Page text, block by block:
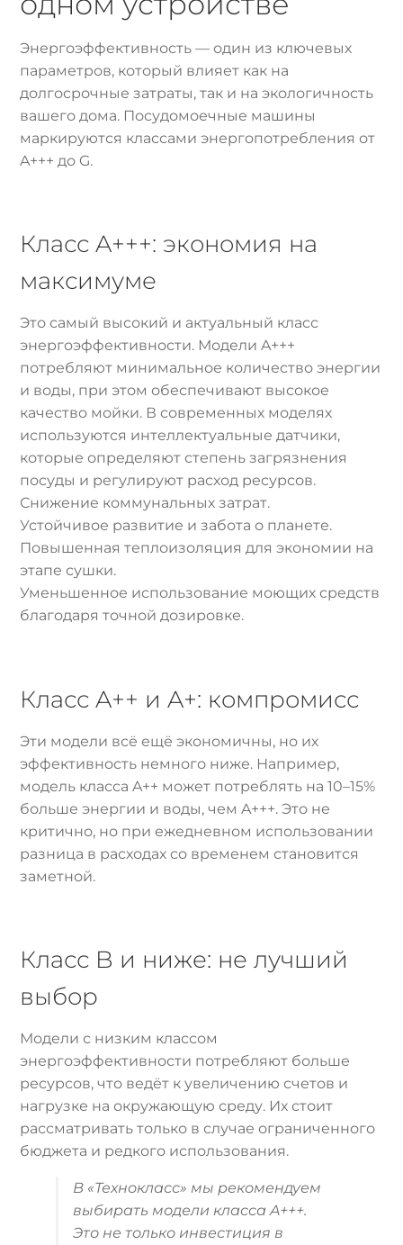
Энергоэффективность — один из ключевых
параметров, который влияет как на
долгосрочные затраты, так и на экологичность
вашего дома. Посудомоечные машины
маркируются классами энергопотребления от
A+++ до G.
Класс A+++: экономия на
максимуме
Это самый высокий и актуальный класс
энергоэффективности. Модели A+++
потребляют минимальное количество энергии
и воды, при этом обеспечивают высокое
качество мойки. В современных моделях
используются интеллектуальные датчики,
которые определяют степень загрязнения
посуды и регулируют расход ресурсов.
Снижение коммунальных затрат.
Устойчивое развитие и забота о планете.
Повышенная теплоизоляция для экономии на
этапе сушки.
Уменьшенное использование моющих средств
благодаря точной дозировке.
Класс A++ и A+: компромисс
Эти модели всё ещё экономичны, но их
эффективность немного ниже. Например,
модель класса A++ может потреблять на 10–15%
больше энергии и воды, чем A+++. Это не
критично, но при ежедневном использовании
разница в расходах со временем становится
заметной.
Класс B и ниже: не лучший
выбор
Модели с низким классом
энергоэффективности потребляют больше
ресурсов, что ведёт к увеличению счетов и
нагрузке на окружающую среду. Их стоит
рассматривать только в случае ограниченного
бюджета и редкого использования.
В «Технокласс» мы рекомендуем
выбирать модели класса A+++.
Это не только инвестиция в